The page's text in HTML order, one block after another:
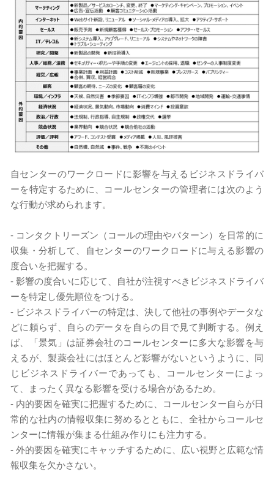
自センターのワークロードに影響を与えるビジネスドライバ
ーを特定するために、コールセンターの管理者には次のよう
な行動が求められます。
- コンタクトリーズン（コールの理由やパターン）を日常的に
収集・分析して、自センターのワークロードに与える影響の
度合いを把握する。
- 影響の度合いに応じて、自社が注視すべきビジネスドライバ
ーを特定し優先順位をつける。
- ビジネスドライバーの特定は、決して他社の事例やデータな
どに頼らず、自らのデータを自らの目で見て判断する。例え
ば、「景気」は証券会社のコールセンターに多大な影響を与
えるが、製薬会社にはほとんど影響がないというように、同
じビジネスドライバーであっても、コールセンターによっ
て、まったく異なる影響を受ける場合があるため。
- 内的要因を確実に把握するために、コールセンター自らが日
常的な社内の情報収集に努めるとともに、全社からコールセ
ンターに情報が集まる仕組み作りにも注力する。
- 外的要因を確実にキャッチするために、広い視野と広範な情
報収集を欠かさない。